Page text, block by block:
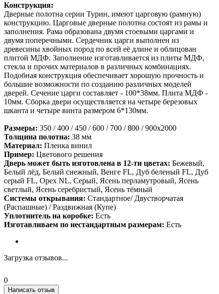
Конструкция:
Дверные полотна серии Турин, имеют царговую (рамную)
конструкцию. Царговые дверные полотна состоят из рамы и
заполнения. Рама образована двумя стоевыми царгами и
двумя поперечными. Сердечник царги выполнен из
древесины хвойных пород по всей её длине и облицован
плитой МДФ. Заполнение изготавливается из плиты МДФ,
стекла и прочих материалов в различных комбинациях.
Подобная конструкция обеспечивает хорошую прочность и
большие возможности по созданию различных моделей
дверей. Сечение царги составляет - 100*38мм. Плита МДФ -
10мм. Сборка двери осуществляется на четыре березовых
шканта и четыре винта размером 6*130мм.
Размеры: 350 / 400 / 450 / 600 / 700 / 800 / 900х2000
Толщина полотна: 38 мм
Материал: Пленка винил
Пример: Цветового решения
Дверь может быть изготовлена в 12-ти цветах: Бежевый,
Белый лёд, Белый снежный, Венге FL, Дуб беленый FL, Дуб
серый FL, Орех NL, Серый, Ясень перламутровый, Ясень
светлый, Ясень серебристый, Ясень тёмный
Системы открывания: Стандартное/ Двустворчатая
(Распашные) / Раздвижная (Купе)
Уплотнитель на коробке: Есть
Изготавливаем по нестандартным размерам: Есть
Загрузка отзывов...
0
Написать отзыв